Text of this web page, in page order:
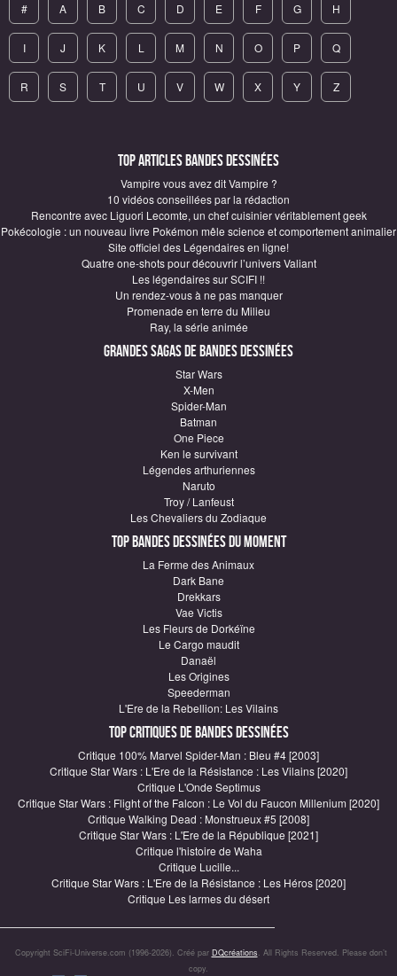
# A B C D E F G H
I J K L M N O P Q
R S T U V W X Y Z
Top articles Bandes Dessinées
Vampire vous avez dit Vampire ?
10 vidéos conseillées par la rédaction
Rencontre avec Liguori Lecomte, un chef cuisinier véritablement geek
Pokécologie : un nouveau livre Pokémon mêle science et comportement animalier
Site officiel des Légendaires en ligne!
Quatre one-shots pour découvrir l’univers Valiant
Les légendaires sur SCIFI !!
Un rendez-vous à ne pas manquer
Promenade en terre du Milieu
Ray, la série animée
Grandes sagas de Bandes Dessinées
Star Wars
X-Men
Spider-Man
Batman
One Piece
Ken le survivant
Légendes arthuriennes
Naruto
Troy / Lanfeust
Les Chevaliers du Zodiaque
Top Bandes Dessinées du moment
La Ferme des Animaux
Dark Bane
Drekkars
Vae Victis
Les Fleurs de Dorkéïne
Le Cargo maudit
Danaël
Les Origines
Speederman
L'Ere de la Rebellion: Les Vilains
Top critiques de Bandes Dessinées
Critique 100% Marvel Spider-Man : Bleu #4 [2003]
Critique Star Wars : L'Ere de la Résistance : Les Vilains [2020]
Critique L'Onde Septimus
Critique Star Wars : Flight of the Falcon : Le Vol du Faucon Millenium [2020]
Critique Walking Dead : Monstrueux #5 [2008]
Critique Star Wars : L'Ere de la République [2021]
Critique l'histoire de Waha
Critique Lucille...
Critique Star Wars : L'Ere de la Résistance : Les Héros [2020]
Critique Les larmes du désert
Copyright SciFi-Universe.com (1996-2026). Créé par DQcréations. All Rights Reserved. Please don’t
copy.